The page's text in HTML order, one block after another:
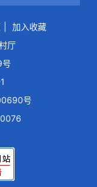
加入收藏
厅
号
号